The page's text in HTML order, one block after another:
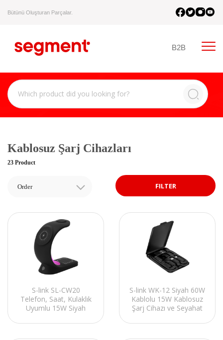
Bütünü Oluşturan Parçalar.
B2B
Kablosuz Şarj Cihazları
FILTER
23 Product
Order
S-link SL-CW20
Telefon, Saat, Kulaklık
Uyumlu 15W Siyah
Cihazı
S-link WK-12 Siyah 60W
Kablolu 15W Kablosuz
Şarj Cihazı ve Seyahat